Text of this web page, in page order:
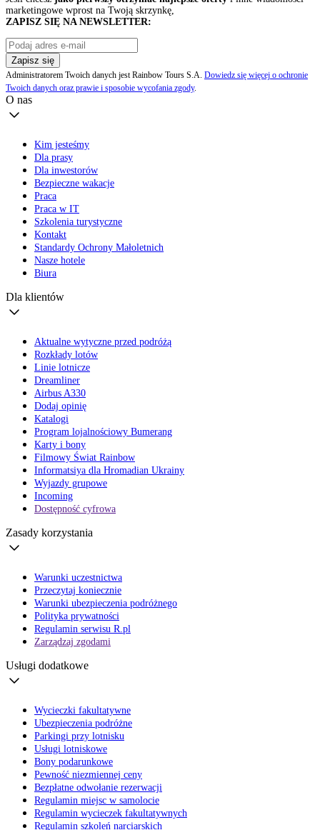
marketingowe wprost na Twoją skrzynkę,
ZAPISZ SIĘ NA NEWSLETTER:
Zapisz się
Administratorem Twoich danych jest Rainbow Tours S.A. Dowiedz się więcej o ochronie
Twoich danych oraz prawie i sposobie wycofania zgody.
O nas
Kim jesteśmy
Dla prasy
Dla inwestorów
Bezpieczne wakacje
Praca
Praca w IT
Szkolenia turystyczne
Kontakt
Standardy Ochrony Małoletnich
Nasze hotele
Biura
Dla klientów
Aktualne wytyczne przed podróżą
Rozkłady lotów
Linie lotnicze
Dreamliner
Airbus A330
Dodaj opinię
Katalogi
Program lojalnościowy Bumerang
Karty i bony
Filmowy Świat Rainbow
Informatsiya dla Hromadian Ukrainy
Wyjazdy grupowe
Incoming
Dostępność cyfrowa
Zasady korzystania
Warunki uczestnictwa
Przeczytaj koniecznie
Warunki ubezpieczenia podróżnego
Polityka prywatności
Regulamin serwisu R.pl
Zarządzaj zgodami
Usługi dodatkowe
Wycieczki fakultatywne
Ubezpieczenia podróżne
Parkingi przy lotnisku
Usługi lotniskowe
Bony podarunkowe
Pewność niezmiennej ceny
Bezpłatne odwołanie rezerwacji
Regulamin miejsc w samolocie
Regulamin wycieczek fakultatywnych
Regulamin szkoleń narciarskich